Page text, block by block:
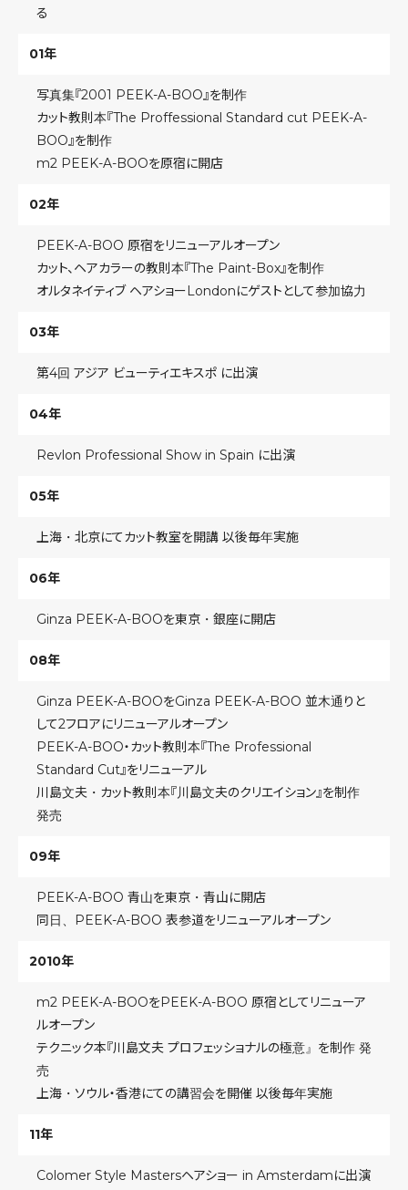
る
01年
写真集『2001 PEEK-A-BOO』を制作
カット教則本『The Proffessional Standard cut PEEK-A-
BOO』を制作
m2 PEEK-A-BOOを原宿に開店
02年
PEEK-A-BOO 原宿をリニューアルオープン
カット、ヘアカラーの教則本『The Paint-Box』を制作
オルタネイティブ ヘアショーLondonにゲストとして参加協力
03年
第4回 アジア ビューティエキスポ に出演
04年
Revlon Professional Show in Spain に出演
05年
上海・北京にてカット教室を開講 以後毎年実施
06年
Ginza PEEK-A-BOOを東京・銀座に開店
08年
Ginza PEEK-A-BOOをGinza PEEK-A-BOO 並木通りと
して2フロアにリニューアルオープン
PEEK-A-BOO・カット教則本『The Professional
Standard Cut』をリニューアル
川島文夫・カット教則本『川島文夫のクリエイション』を制作
発売
09年
PEEK-A-BOO 青山を東京・青山に開店
同日、PEEK-A-BOO 表参道をリニューアルオープン
2010年
m2 PEEK-A-BOOをPEEK-A-BOO 原宿としてリニューア
ルオープン
テクニック本『川島文夫 プロフェッショナルの極意』を制作 発
売
上海・ソウル・香港にての講習会を開催 以後毎年実施
11年
Colomer Style Mastersヘアショー in Amsterdamに出演